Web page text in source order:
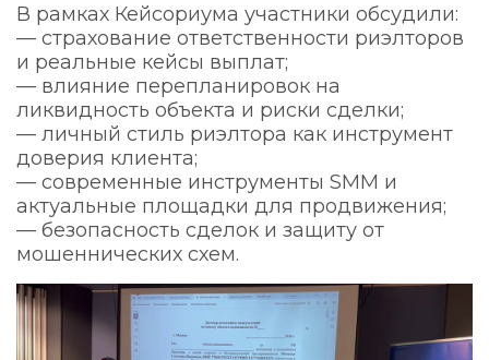
В рамках Кейсориума участники обсудили:
— страхование ответственности риэлторов
и реальные кейсы выплат;
— влияние перепланировок на
ликвидность объекта и риски сделки;
— личный стиль риэлтора как инструмент
доверия клиента;
— современные инструменты SMM и
актуальные площадки для продвижения;
— безопасность сделок и защиту от
мошеннических схем.